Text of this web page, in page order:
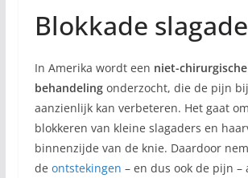
Blokkade
In Amerika wordt een niet-chirurgische
behandelingonderzocht, die de pijn
aanzienlijk kan verbeteren. Het gaat
blokkeren van kleine slagaders en
binnenzijde van de knie. Daardoor
de ontstekingen – en dus ook de pijn –